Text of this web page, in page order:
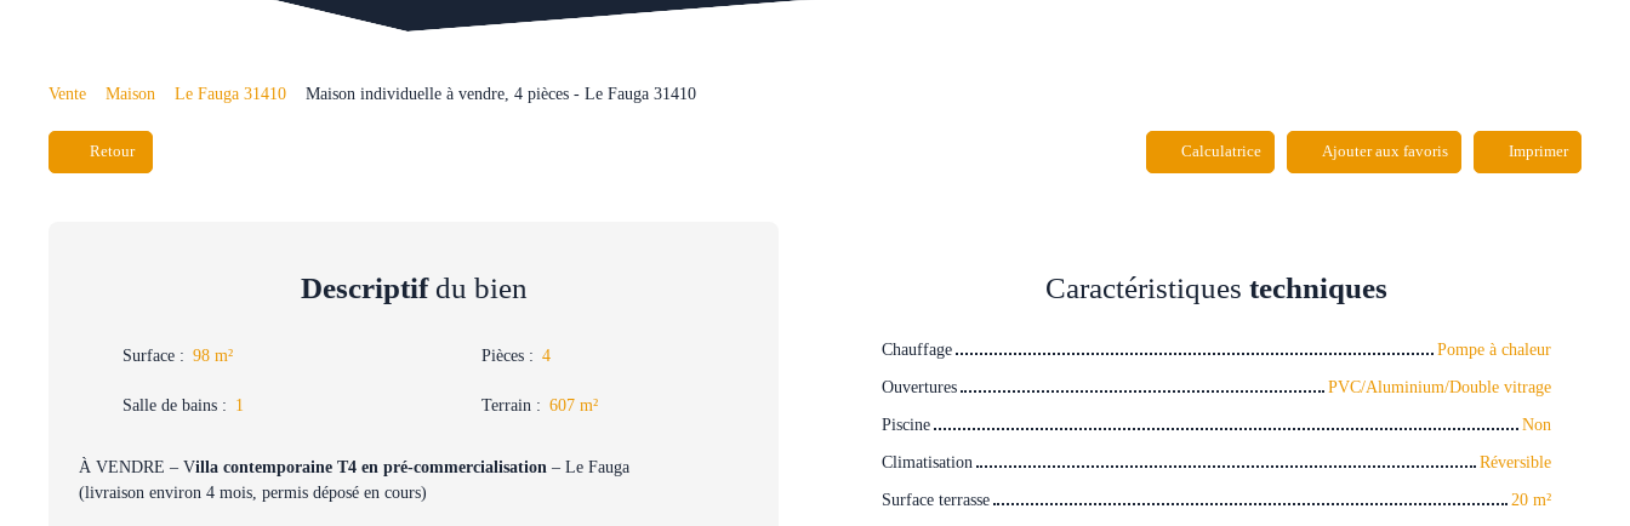
Vente Maison Le Fauga 31410 Maison individuelle à vendre, 4 pièces - Le Fauga 31410
Retour Calculatrice Ajouter aux favoris Imprimer
Descriptifdu bien
Surface : 98 m² Pièces : 4
Salle de bains : 1 Terrain : 607 m²
À VENDRE – Villa contemporaine T4 en pré-commercialisation – Le Fauga
(livraison environ 4 mois, permis déposé en cours)
Caractéristiques techniques
Chauffage
Pompe à chaleur
Ouvertures
PVC/Aluminium/Double vitrage
Piscine
Non
Climatisation
Réversible
Surface terrasse
20 m²